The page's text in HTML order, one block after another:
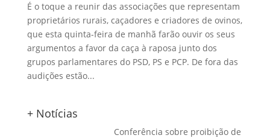
É o toque a reunir das associações que representam
proprietários rurais, caçadores e criadores de ovinos,
que esta quinta-feira de manhã farão ouvir os seus
argumentos a favor da caça à raposa junto dos
grupos parlamentares do PSD, PS e PCP. De fora das
audições estão...
+ Notícias
Conferência sobre proibição de